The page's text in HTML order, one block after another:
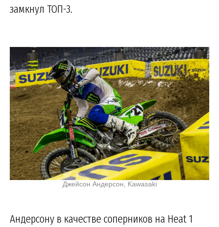
замкнул ТОП-3.
Джейсон Андерсон, Kawasaki
Андерсону в качестве соперников на Heat 1